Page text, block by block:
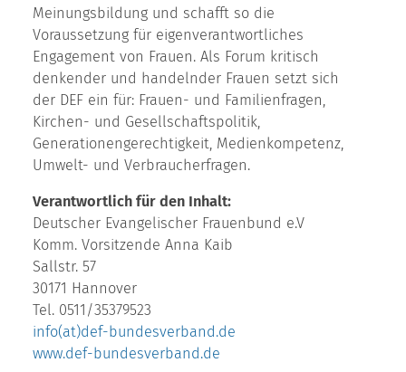
Meinungsbildung und schafft so die
Voraussetzung für eigenverantwortliches
Engagement von Frauen. Als Forum kritisch
denkender und handelnder Frauen setzt sich
der DEF ein für: Frauen- und Familienfragen,
Kirchen- und Gesellschaftspolitik,
Generationengerechtigkeit, Medienkompetenz,
Umwelt- und Verbraucherfragen.
Verantwortlich für den Inhalt:
Deutscher Evangelischer Frauenbund e.V
Komm. Vorsitzende Anna Kaib
Sallstr. 57
30171 Hannover
Tel. 0511/35379523
info(at)def-bundesverband.de
www.def-bundesverband.de